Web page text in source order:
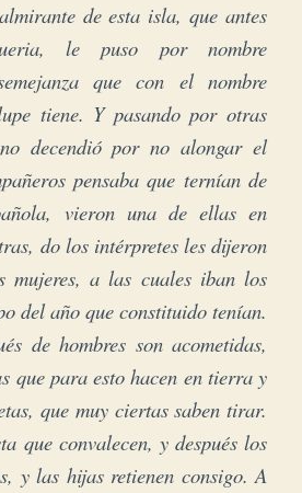
de esta isla, que antes
le puso por nombre
que con el nombre
tiene. Y pasando por otras
decendió por no alongar el
pensaba que ternían de
vieron una de ellas en
do los intérpretes les dijeron
mujeres, a las cuales iban los
del año que constituido tenían.
de hombres son acometidas,
que para esto hacen en tierra y
que muy ciertas saben tirar.
que convalecen, y después los
y las hijas retienen consigo. A